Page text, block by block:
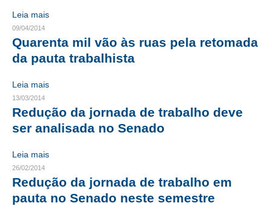
HISTÓRICO E ATUAÇÃO
COMPOSIÇÃO
CONSELHOS ASSESSORES
PERSONALIDADES DA TECNOLOGIA
NÚCLEO DA MULHER ENGENHEIRA
JURÍDICO
CONSULTORIA
Leia mais
09/04/2014
Quarenta mil vão às ruas pela retomada
da pauta trabalhista
Leia mais
13/03/2014
Redução da jornada de trabalho deve
ser analisada no Senado
Leia mais
26/02/2014
Redução da jornada de trabalho em
pauta no Senado neste semestre